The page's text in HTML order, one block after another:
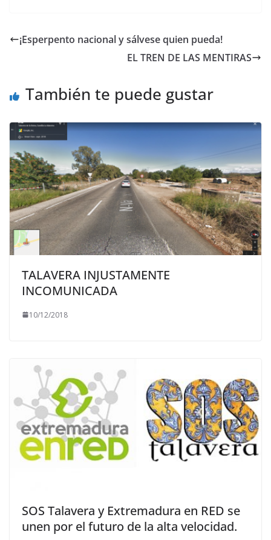
¡Esperpento nacional y sálvese quien pueda!
EL TREN DE LAS MENTIRAS
También te puede gustar
TALAVERA INJUSTAMENTE
INCOMUNICADA
10/12/2018
SOS Talavera y Extremadura en RED se
unen por el futuro de la alta velocidad.